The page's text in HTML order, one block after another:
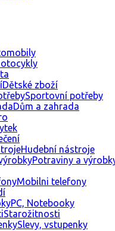
Dětské zboží
Sportovní potřeby
Dům a zahrada
Hudební nástroje
Potraviny a
Mobilni telefony
PC, Notebooky
Starožitnosti
Slevy, vstupenky